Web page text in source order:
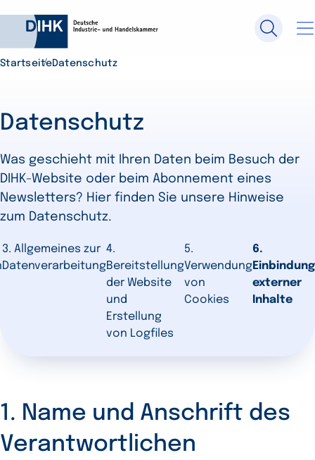
StartseiteDatenschutz
Datenschutz
Was geschieht mit Ihren Daten beim Besuch der
DIHK-Website oder beim Abonnement eines
Newsletters? Hier finden Sie unsere Hinweise
zum Datenschutz.
3. Allgemeines zur
Datenverarbeitung
4.
Bereitstellung
der Website
und
Erstellung
von Logfiles
5.
Verwendung
von
Cookies
6.
Einbindung
externer
Inhalte
1. Name und Anschrift des
Verantwortlichen